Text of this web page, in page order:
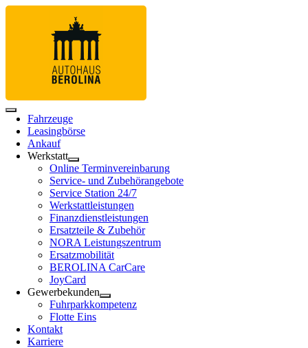
Fahrzeuge
Leasingbörse
Ankauf
Werkstatt
Online Terminvereinbarung
Service- und Zubehörangebote
Service Station 24/7
Werkstattleistungen
Finanzdienstleistungen
Ersatzteile & Zubehör
NORA Leistungszentrum
Ersatzmobilität
BEROLINA CarCare
JoyCard
Gewerbekunden
Fuhrparkkompetenz
Flotte Eins
Kontakt
Karriere